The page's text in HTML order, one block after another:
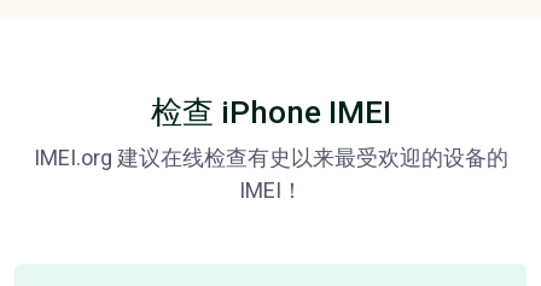
检查 iPhone IMEI
IMEI.org 建议在线检查有史以来最受欢迎的设备的
IMEI！